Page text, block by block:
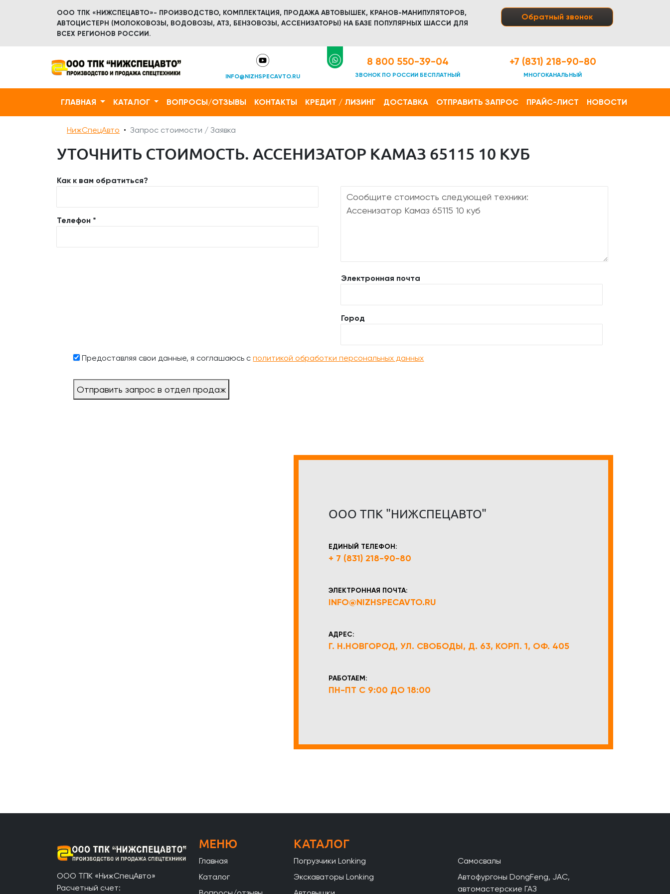
ООО ТПК «НИЖСПЕЦАВТО»- ПРОИЗВОДСТВО, КОМПЛЕКТАЦИЯ, ПРОДАЖА АВТОВЫШЕК, КРАНОВ-МАНИПУЛЯТОРОВ,
АВТОЦИСТЕРН (МОЛОКОВОЗЫ, ВОДОВОЗЫ, АТЗ, БЕНЗОВОЗЫ, АССЕНИЗАТОРЫ) НА БАЗЕ ПОПУЛЯРНЫХ ШАССИ ДЛЯ
ВСЕХ РЕГИОНОВ РОССИИ.
Обратный звонок
INFO@NIZHSPECAVTO.RU
8 800 550-39-04
ЗВОНОК ПО РОССИИ БЕСПЛАТНЫЙ
+7 (831) 218-90-80
МНОГОКАНАЛЬНЫЙ
ГЛАВНАЯ КАТАЛОГ ВОПРОСЫ/ОТЗЫВЫ КОНТАКТЫ КРЕДИТ / ЛИЗИНГ ДОСТАВКА ОТПРАВИТЬ ЗАПРОС ПРАЙС-ЛИСТ НОВОСТИ
НижСпецАвто Запрос стоимости / Заявка
УТОЧНИТЬ СТОИМОСТЬ. АССЕНИЗАТОР КАМАЗ 65115 10 КУБ
Как к вам обратиться?
Телефон *
Электронная почта
Город
Предоставляя свои данные, я соглашаюсь сполитикой обработки персональных данных
Отправить запрос в отдел продаж
ООО ТПК "НИЖСПЕЦАВТО"
ЕДИНЫЙ ТЕЛЕФОН:
+ 7 (831) 218-90-80
ЭЛЕКТРОННАЯ ПОЧТА:
INFO@NIZHSPECAVTO.RU
АДРЕС:
Г. Н.НОВГОРОД, УЛ. СВОБОДЫ, Д. 63, КОРП. 1, ОФ. 405
РАБОТАЕМ:
ПН-ПТ С 9:00 ДО 18:00
ООО ТПК «НижСпецАвто»
Расчетный счет:
МЕНЮ
Главная
Каталог
КАТАЛОГ
Погрузчики Lonking
Экскаваторы Lonking
Самосвалы
Автофургоны DongFeng, JAC,
автомастерские ГАЗ